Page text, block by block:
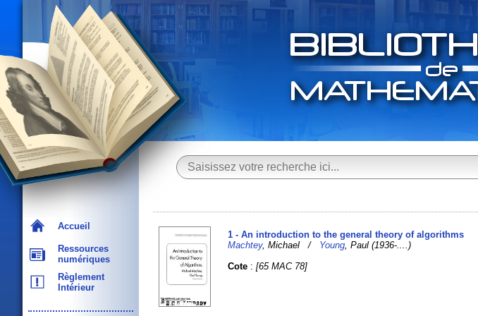
Accueil
Ressources
numériques
Règlement
Intérieur
1 - An introduction to the general theory of algorithms
Machtey, Michael / Young , Paul (1936-....)
Cote :[65 MAC 78]